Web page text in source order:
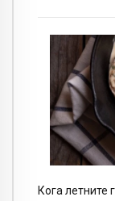
Кога летните